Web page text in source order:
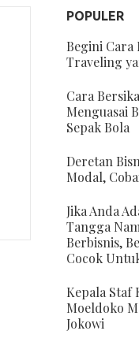
POPULER
Begini
Traveling
Cara
Menguasai
Sepak Bola
Deretan
Modal,
Jika Anda
Tangga
Berbisnis,
Cocok
Kepala Staf
Moeldoko
Jokowi